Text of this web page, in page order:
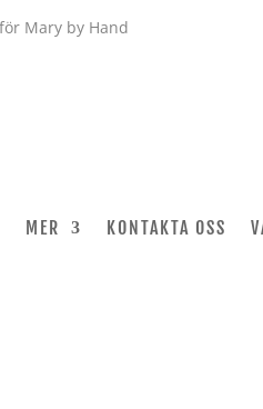
MER KONTAKTA OSS